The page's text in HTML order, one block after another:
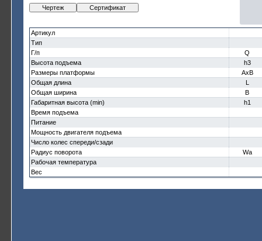
Чертеж Сертификат
Артикул
Тип
Г/п
Q
Высота подъема
h3
Размеры платформы
AxB
Общая длина
L
Общая ширина
B
Габаритная высота (min)
h1
Время подъема
Питание
Мощность двигателя подъема
Число колес спереди/сзади
Радиус поворота
Wa
Рабочая температура
Вес